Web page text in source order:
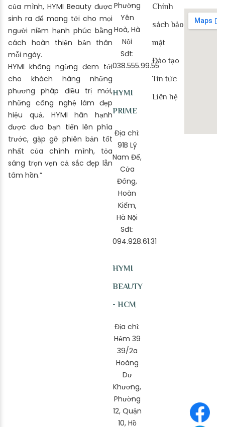
của mình, HYMI Beauty được
sinh ra để mang tới cho mọi
người niềm hạnh phúc bằng
cách hoàn thiện bản thân
mỗi ngày.
HYMI không ngừng đem tới
cho khách hàng những
phương pháp điều trị mới,
những công nghệ làm đẹp
hiệu quả. HYMI hân hạnh
được đưa bạn tiến lên phía
trước, gặp gỡ phiên bản tốt
nhất của chính mình, tỏa
sáng trọn vẹn cả sắc đẹp lẫn
tâm hồn.”
Phường
Yên
Hoà, Hà
Nội
Sđt:
038.555.99.55
HYMI
PRIME
Địa chỉ:
91B Lý
Nam Đế,
Cửa
Đông,
Hoàn
Kiếm,
Hà Nội
Sđt:
094.928.61.31
HYMI
BEAUTY
- HCM
Địa chỉ:
Hẻm 39
39/2a
Hoàng
Dư
Khương,
Phường
12, Quận
10, Hồ
Chính
sách bảo
mật
Đào tạo
Tin tức
Liên hệ